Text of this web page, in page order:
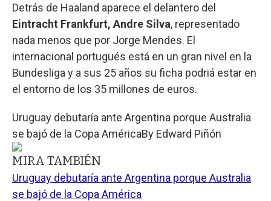
Detrás de Haaland aparece el delantero del
Eintracht Frankfurt, Andre Silva, representado
nada menos que por Jorge Mendes. El
internacional portugués está en un gran nivel en la
Bundesliga y a sus 25 años su ficha podriá estar en
el entorno de los 35 millones de euros.
Uruguay debutaría ante Argentina porque Australia
se bajó de la Copa AméricaBy Edward Piñón
MIRA TAMBIÉN
Uruguay debutaría ante Argentina porque Australia
se bajó de la Copa América